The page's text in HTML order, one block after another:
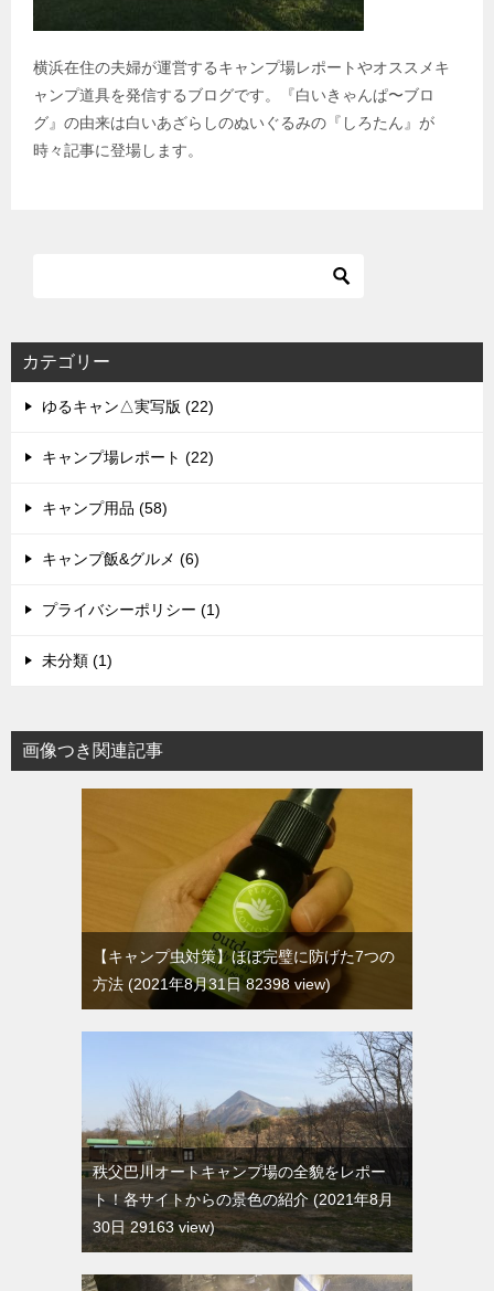
横浜在住の夫婦が運営するキャンプ場レポートやオススメキ
ャンプ道具を発信するブログです。『白いきゃんぱ〜ブロ
グ』の由来は白いあざらしのぬいぐるみの『しろたん』が
時々記事に登場します。
カテゴリー
ゆるキャン△実写版 (22)
キャンプ場レポート (22)
キャンプ用品 (58)
キャンプ飯&グルメ (6)
プライバシーポリシー (1)
未分類 (1)
画像つき関連記事
【キャンプ虫対策】ほぼ完璧に防げた7つの
方法
2021年8月31日 82398 view
秩父巴川オートキャンプ場の全貌をレポー
ト！各サイトからの景色の紹介
2021年8月
30日 29163 view